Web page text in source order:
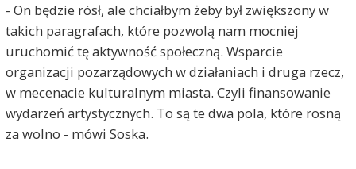
- On będzie rósł, ale chciałbym żeby był zwiększony w
takich paragrafach, które pozwolą nam mocniej
uruchomić tę aktywność społeczną. Wsparcie
organizacji pozarządowych w działaniach i druga rzecz,
w mecenacie kulturalnym miasta. Czyli finansowanie
wydarzeń artystycznych. To są te dwa pola, które rosną
za wolno - mówi Soska.